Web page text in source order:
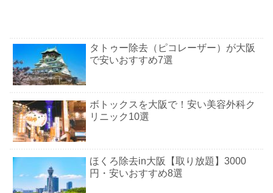
タトゥー除去（ピコレーザー）が大阪
で安いおすすめ7選
ボトックスを大阪で！安い美容外科ク
リニック10選
ほくろ除去in大阪【取り放題】3000
円・安いおすすめ8選